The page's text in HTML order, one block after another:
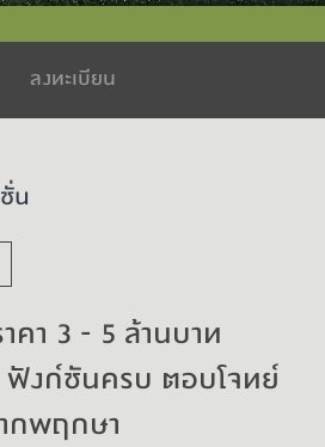
ลงทะเบียน
น
คา 3 - 5 ล้านบาท
ฟังก์ชันครบ ตอบโจทย์
กพฤกษา